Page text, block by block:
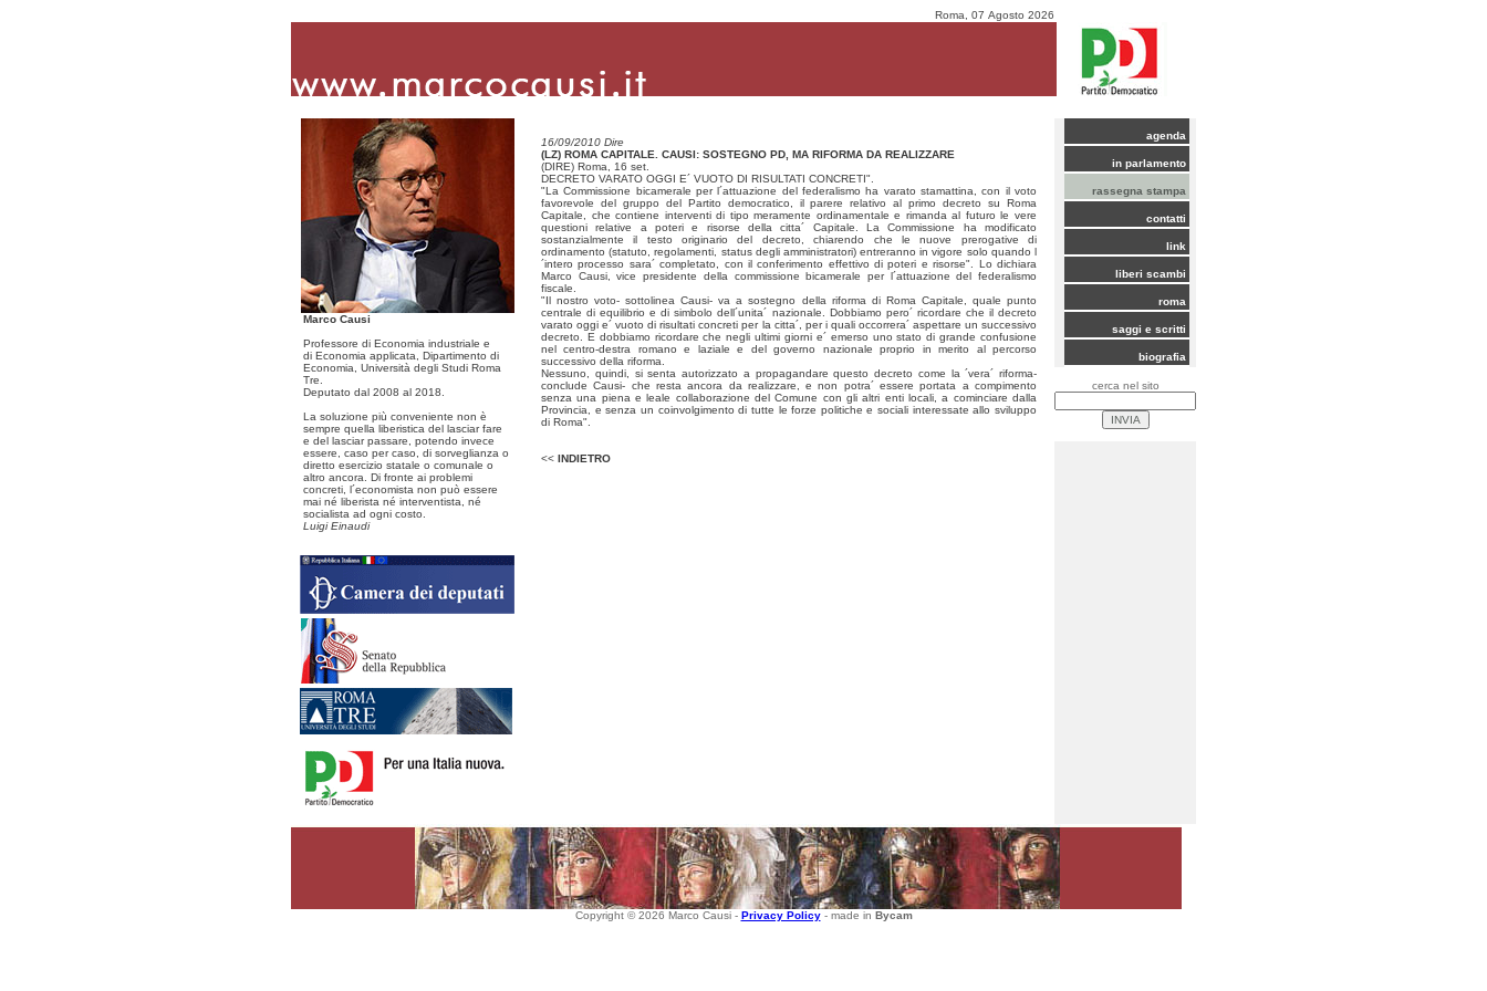
Roma, 07 Agosto 2026
Marco Causi
Professore di Economia industriale e
di Economia applicata, Dipartimento di
Economia, Università degli Studi Roma
Tre.
Deputato dal 2008 al 2018.
La soluzione più conveniente non è
sempre quella liberistica del lasciar fare
e del lasciar passare, potendo invece
essere, caso per caso, di sorveglianza o
diretto esercizio statale o comunale o
altro ancora. Di fronte ai problemi
concreti, l´economista non può essere
mai né liberista né interventista, né
socialista ad ogni costo.
Luigi Einaudi
16/09/2010 Dire
(LZ) ROMA CAPITALE. CAUSI: SOSTEGNO PD, MA RIFORMA DA REALIZZARE
(DIRE) Roma, 16 set.
DECRETO VARATO OGGI E´ VUOTO DI RISULTATI CONCRETI".
"La Commissione bicamerale per l´attuazione del federalismo ha varato stamattina, con il voto
favorevole del gruppo del Partito democratico, il parere relativo al primo decreto su Roma
Capitale, che contiene interventi di tipo meramente ordinamentale e rimanda al futuro le vere
questioni relative a poteri e risorse della citta´ Capitale. La Commissione ha modificato
sostanzialmente il testo originario del decreto, chiarendo che le nuove prerogative di
ordinamento (statuto, regolamenti, status degli amministratori) entreranno in vigore solo quando l
´intero processo sara´ completato, con il conferimento effettivo di poteri e risorse". Lo dichiara
Marco Causi, vice presidente della commissione bicamerale per l´attuazione del federalismo
fiscale.
"Il nostro voto- sottolinea Causi- va a sostegno della riforma di Roma Capitale, quale punto
centrale di equilibrio e di simbolo dell´unita´ nazionale. Dobbiamo pero´ ricordare che il decreto
varato oggi e´ vuoto di risultati concreti per la citta´, per i quali occorrera´ aspettare un successivo
decreto. E dobbiamo ricordare che negli ultimi giorni e´ emerso uno stato di grande confusione
nel centro-destra romano e laziale e del governo nazionale proprio in merito al percorso
successivo della riforma.
Nessuno, quindi, si senta autorizzato a propagandare questo decreto come la ´vera´ riforma-
conclude Causi- che resta ancora da realizzare, e non potra´ essere portata a compimento
senza una piena e leale collaborazione del Comune con gli altri enti locali, a cominciare dalla
Provincia, e senza un coinvolgimento di tutte le forze politiche e sociali interessate allo sviluppo
di Roma".
<< INDIETRO
agenda
in parlamento
rassegna stampa
contatti
link
liberi scambi
roma
saggi e scritti
biografia
cerca nel sito
Copyright © 2026 Marco Causi - Privacy Policy- made in Bycam